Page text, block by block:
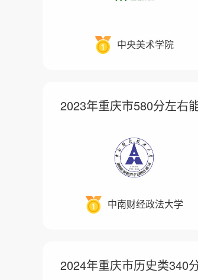
中央美术学院
2023年重庆市580分左右
中南财经政法大学
2024年重庆市历史类340